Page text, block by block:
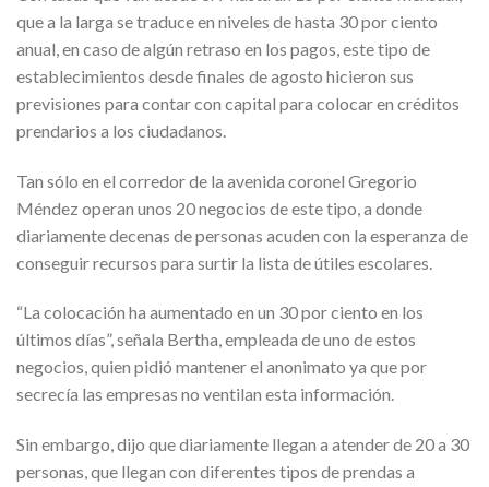
que a la larga se traduce en niveles de hasta 30 por ciento
anual, en caso de algún retraso en los pagos, este tipo de
establecimientos desde finales de agosto hicieron sus
previsiones para contar con capital para colocar en créditos
prendarios a los ciudadanos.
Tan sólo en el corredor de la avenida coronel Gregorio
Méndez operan unos 20 negocios de este tipo, a donde
diariamente decenas de personas acuden con la esperanza de
conseguir recursos para surtir la lista de útiles escolares.
“La colocación ha aumentado en un 30 por ciento en los
últimos días”, señala Bertha, empleada de uno de estos
negocios, quien pidió mantener el anonimato ya que por
secrecía las empresas no ventilan esta información.
Sin embargo, dijo que diariamente llegan a atender de 20 a 30
personas, que llegan con diferentes tipos de prendas a